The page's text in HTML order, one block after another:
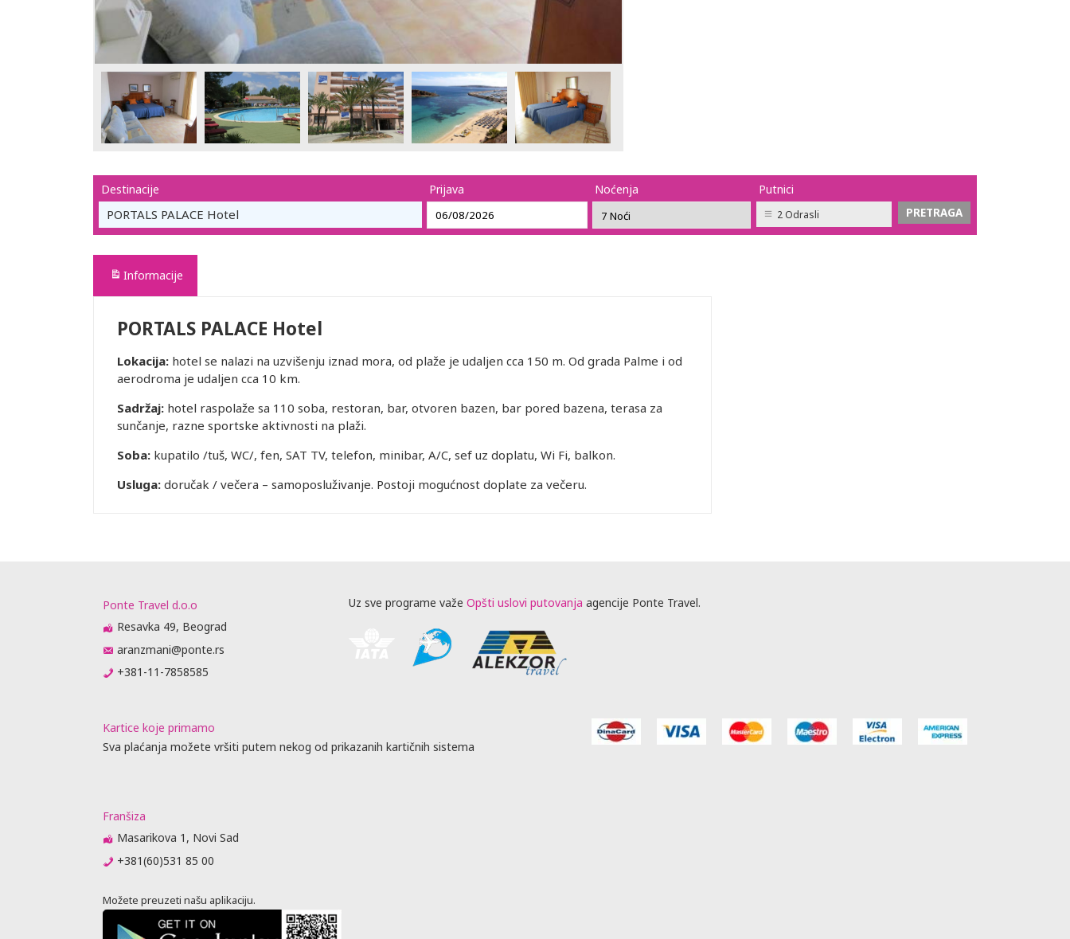
Destinacije
PORTALS PALACE Hotel
Prijava Noćenja Putnici
2 Odrasli
Informacije
PORTALS PALACE Hotel
Lokacija: hotel se nalazi na uzvišenju iznad mora, od plaže je udaljen cca 150 m. Od grada Palme i od
aerodroma je udaljen cca 10 km.
Sadržaj: hotel raspolaže sa 110 soba, restoran, bar, otvoren bazen, bar pored bazena, terasa za
sunčanje, razne sportske aktivnosti na plaži.
Soba: kupatilo /tuš, WC/, fen, SAT TV, telefon, minibar, A/C, sef uz doplatu, Wi Fi, balkon.
Usluga: doručak / večera – samoposluživanje. Postoji mogućnost doplate za večeru.
Ponte Travel d.o.o
Resavka 49, Beograd
aranzmani@ponte.rs
+381-11-7858585
Uz sve programe važe Opšti uslovi putovanja agencije Ponte Travel.
Kartice koje primamo
Sva plaćanja možete vršiti putem nekog od prikazanih kartičnih sistema
Franšiza
Masarikova 1, Novi Sad
+381(60)531 85 00
Možete preuzeti našu aplikaciju.